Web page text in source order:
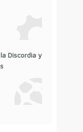
Discordia y